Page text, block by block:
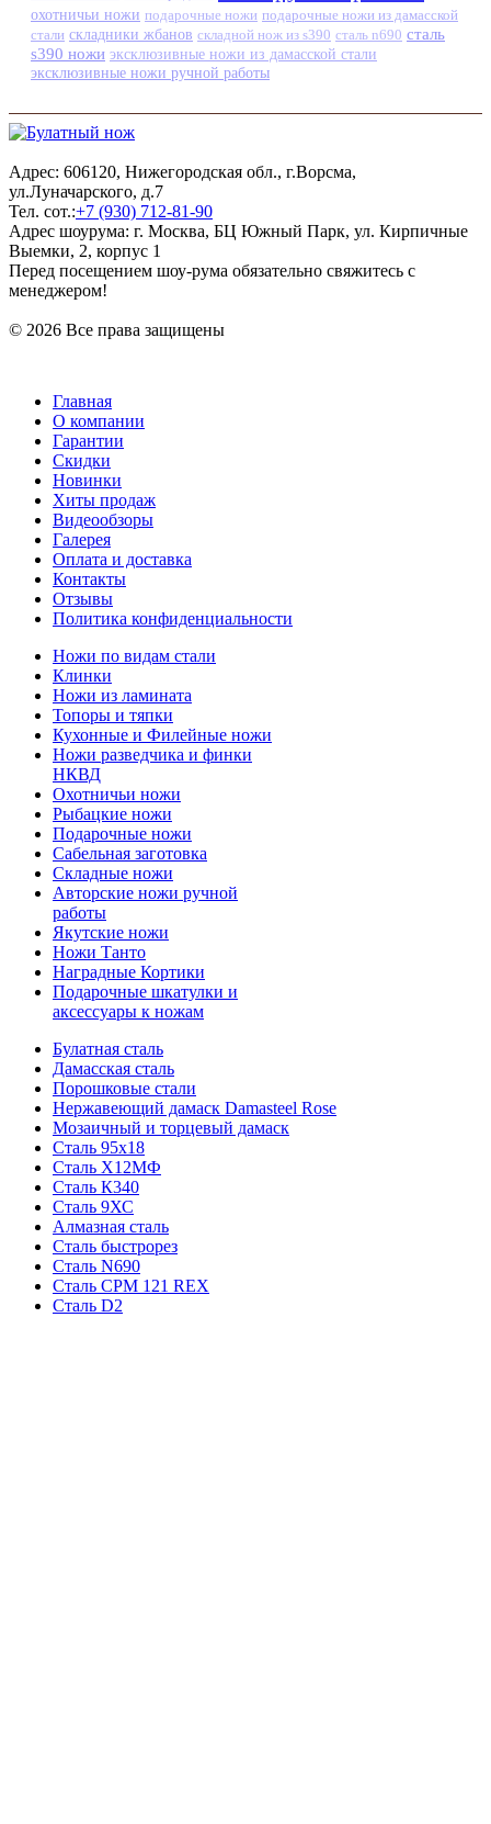
охотничьи ножи подарочные ножи подарочные ножи из дамасской
стали складники жбанов складной нож из s390 сталь n690 сталь
s390 ножи эксклюзивные ножи из дамасской стали
эксклюзивные ножи ручной работы
Адрес: 606120, Нижегородская обл., г.Ворсма,
ул.Луначарского, д.7
Тел. сот.:+7 (930) 712-81-90
Адрес шоурума: г. Москва, БЦ Южный Парк, ул. Кирпичные
Выемки, 2, корпус 1
Перед посещением шоу-рума обязательно свяжитесь с
менеджером!
© 2026 Все права защищены
Главная
О компании
Гарантии
Скидки
Новинки
Хиты продаж
Видеообзоры
Галерея
Оплата и доставка
Контакты
Отзывы
Политика конфиденциальности
Ножи по видам стали
Клинки
Ножи из ламината
Топоры и тяпки
Кухонные и Филейные ножи
Ножи разведчика и финки
НКВД
Охотничьи ножи
Рыбацкие ножи
Подарочные ножи
Сабельная заготовка
Складные ножи
Авторские ножи ручной
работы
Якутские ножи
Ножи Танто
Наградные Кортики
Подарочные шкатулки и
аксессуары к ножам
Булатная сталь
Дамасская сталь
Порошковые стали
Нержавеющий дамаск Damasteel Rose
Мозаичный и торцевый дамаск
Сталь 95х18
Сталь Х12МФ
Сталь К340
Сталь 9ХС
Алмазная сталь
Сталь быстрорез
Сталь N690
Сталь CPM 121 REX
Сталь D2